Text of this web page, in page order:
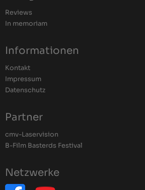
Reviews
In memoriam
Informationen
Kontakt
Impressum
Datenschutz
Partner
cmv-Laservision
B-Film Basterds Festival
Netzwerke